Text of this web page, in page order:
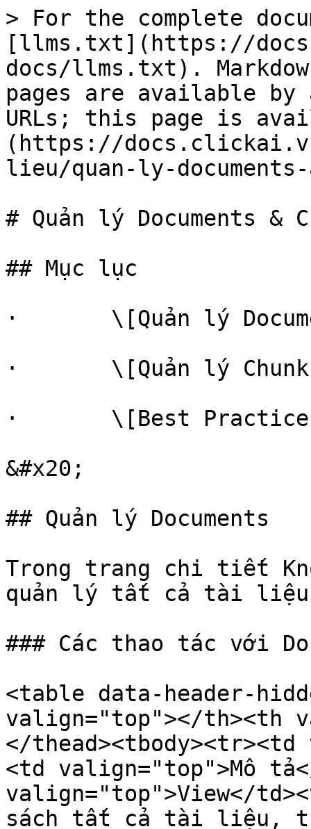
> For the complete
[llms.txt](https://
docs/llms.txt).
pages are available by
URLs; this page is
(https://
lieu/quan-ly-documents-
# Quản lý Documents &
## Mục lục
·       \[Quản lý
·       \[Quản lý
·       \[Best
&#x20;
## Quản lý Documents
Trong trang chi tiết
quản lý tất cả tài liệu
### Các thao tác với
<table data-header-
valign="top"></th><th
</
<td valign="top">Mô
valign="top">View</
sách tất cả tài liệu,